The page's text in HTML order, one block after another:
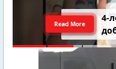
4-
Read More